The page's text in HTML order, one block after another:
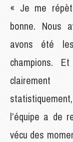
« Je me
bonne. Nous
avons été
champions.
clairement
l’équipe a de
vécu des